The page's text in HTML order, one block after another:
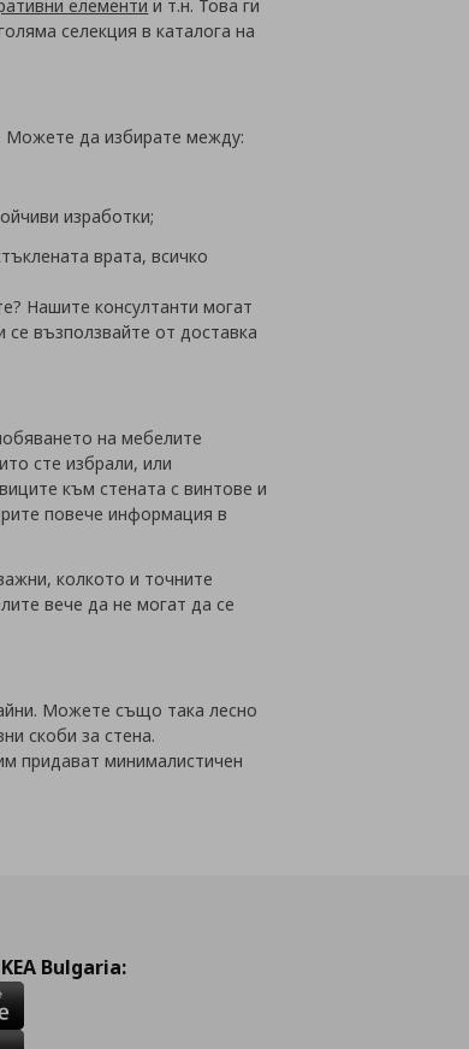
елементи и т.н. Това ги
селекция в каталога на
Можете да избирате между:
изработки;
врата, всичко
Нашите консултанти могат
възползвайте от доставка
на мебелите
сте избрали, или
към стената с винтове и
повече информация в
колкото и точните
вече да не могат да се
Можете също така лесно
скоби за стена.
придават минималистичен
Bulgaria: